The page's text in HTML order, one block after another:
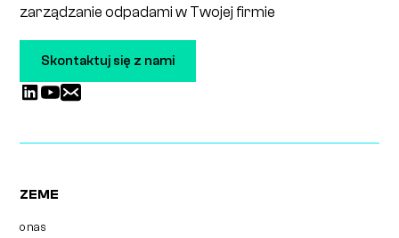
zarządzanie odpadami w Twojej firmie
Skontaktuj się z nami
ZEME
o nas